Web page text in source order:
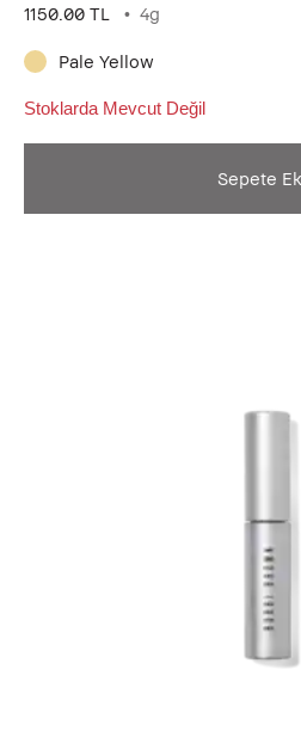
1150.00 TL 4g
Pale Yellow
Stoklarda Mevcut Değil
Sepete